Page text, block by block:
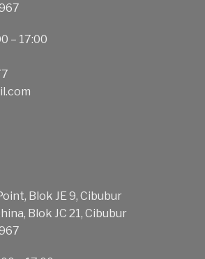
– 17:00
Blok JE 9, Cibubur
Blok JC 21, Cibubur